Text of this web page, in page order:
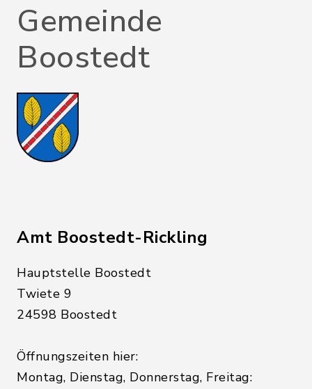
Gemeinde
Boostedt
Amt Boostedt-Rickling
Hauptstelle Boostedt
Twiete 9
24598 Boostedt
Öffnungszeiten hier:
Montag, Dienstag, Donnerstag, Freitag: